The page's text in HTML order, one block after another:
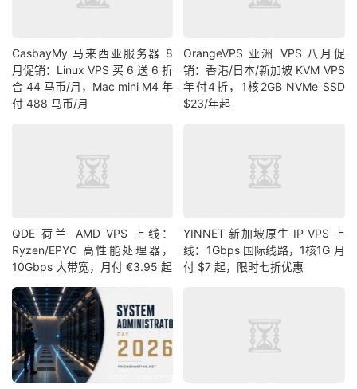
CasbayMy 马来西亚服务器 8
月促销：Linux VPS 买 6 送 6 折
合 44 马币/月，Mac mini M4 年
付 488 马币/月
OrangeVPS 亚洲 VPS 八月促
销：香港/日本/新加坡 KVM VPS
年付4折，1核2GB NVMe SSD
$23/年起
QDE 荷兰 AMD VPS 上线：
Ryzen/EPYC 高性能处理器，
10Gbps 大带宽，月付 €3.95 起
YINNET 新加坡原生 IP VPS 上
线：1Gbps 国际线路，1核1G 月
付 $7 起，限时七折优惠